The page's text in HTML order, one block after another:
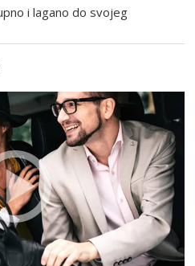
i lagano do svojeg